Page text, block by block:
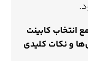
انتخاب کابینت
و نکات کلیدی